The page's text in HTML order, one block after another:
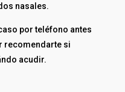
nasales.
por teléfono antes
recomendarte si
acudir.